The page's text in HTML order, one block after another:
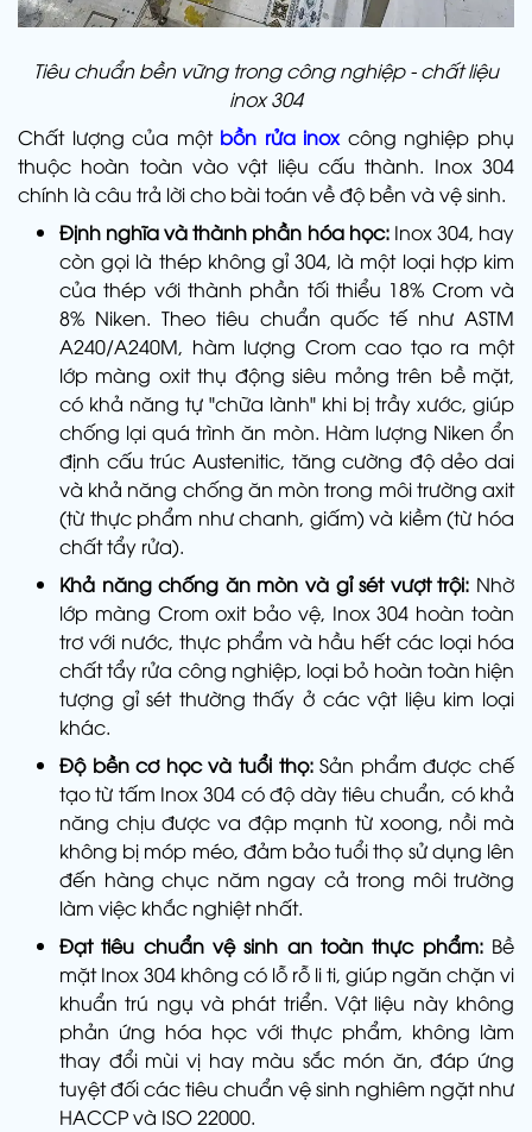
Tiêu chuẩn bền vững trong công nghiệp - chất liệu
inox 304
Chất lượng của một bồn rửa inoxcông nghiệp phụ
thuộc hoàn toàn vào vật liệu cấu thành. Inox 304
chính là câu trả lời cho bài toán về độ bền và vệ sinh.
Định nghĩa và thành phần hóa học:Inox 304, hay
còn gọi là thép không gỉ 304, là một loại hợp kim
của thép với thành phần tối thiểu 18% Crom và
8% Niken. Theo tiêu chuẩn quốc tế như ASTM
A240/A240M, hàm lượng Crom cao tạo ra một
lớp màng oxit thụ động siêu mỏng trên bề mặt,
có khả năng tự "chữa lành" khi bị trầy xước, giúp
chống lại quá trình ăn mòn. Hàm lượng Niken ổn
định cấu trúc Austenitic, tăng cường độ dẻo dai
và khả năng chống ăn mòn trong môi trường axit
(từ thực phẩm như chanh, giấm) và kiềm (từ hóa
chất tẩy rửa).
Khả năng chống ăn mòn và gỉ sét vượt trội: Nhờ
lớp màng Crom oxit bảo vệ, Inox 304 hoàn toàn
trơ với nước, thực phẩm và hầu hết các loại hóa
chất tẩy rửa công nghiệp, loại bỏ hoàn toàn hiện
tượng gỉ sét thường thấy ở các vật liệu kim loại
khác.
Độ bền cơ học và tuổi thọ:Sản phẩm được chế
tạo từ tấm Inox 304 có độ dày tiêu chuẩn, có khả
năng chịu được va đập mạnh từ xoong, nồi mà
không bị móp méo, đảm bảo tuổi thọ sử dụng lên
đến hàng chục năm ngay cả trong môi trường
làm việc khắc nghiệt nhất.
Đạt tiêu chuẩn vệ sinh an toàn thực phẩm: Bề
mặt Inox 304 không có lỗ rỗ li ti, giúp ngăn chặn vi
khuẩn trú ngụ và phát triển. Vật liệu này không
phản ứng hóa học với thực phẩm, không làm
thay đổi mùi vị hay màu sắc món ăn, đáp ứng
tuyệt đối các tiêu chuẩn vệ sinh nghiêm ngặt như
HACCP và ISO 22000.